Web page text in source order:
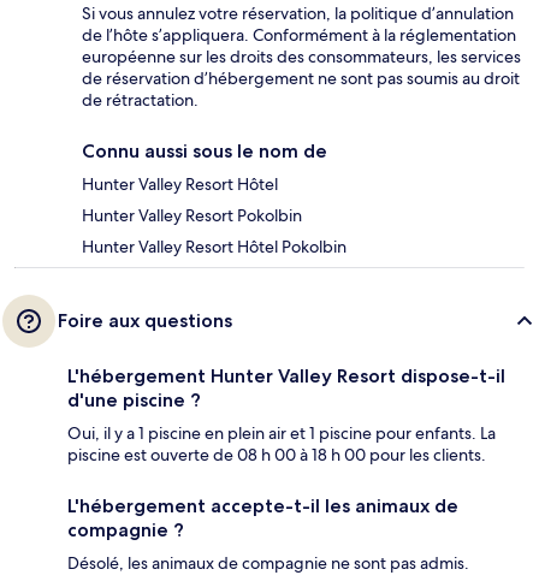
Si vous annulez votre réservation, la politique d’annulation
de l’hôte s’appliquera. Conformément à la réglementation
européenne sur les droits des consommateurs, les services
de réservation d’hébergement ne sont pas soumis au droit
de rétractation.
Connu aussi sous le nom de
Hunter Valley Resort Hôtel
Hunter Valley Resort Pokolbin
Hunter Valley Resort Hôtel Pokolbin
Foire aux questions
L'hébergement Hunter Valley Resort dispose-t-il
d'une piscine ?
Oui, il y a 1 piscine en plein air et 1 piscine pour enfants. La
piscine est ouverte de 08 h 00 à 18 h 00 pour les clients.
L'hébergement accepte-t-il les animaux de
compagnie ?
Désolé, les animaux de compagnie ne sont pas admis.